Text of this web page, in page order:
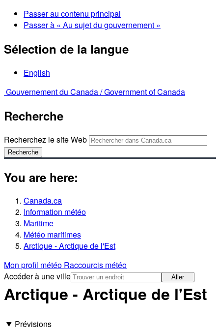
Passer au contenu principal
Passer à « Au sujet du gouvernement »
Sélection de la langue
English
Gouvernement du Canada /Government of Canada
Recherche
Recherchez le site Web
Recherche
You are here:
Canada.ca
Information météo
Maritime
Météo maritimes
Arctique - Arctique de l'Est
Mon profil météo Raccourcis météo
Accéder à une ville
Aller
Arctique - Arctique de l'Est
Prévisions